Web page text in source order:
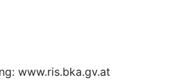
www.ris.bka.gv.at